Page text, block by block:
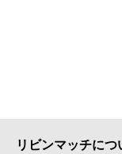
リビンマッチにつ